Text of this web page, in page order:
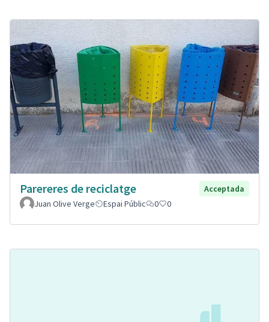
Parereres de reciclatge
Acceptada
Juan Olive Verge
Espai Públic 0 0